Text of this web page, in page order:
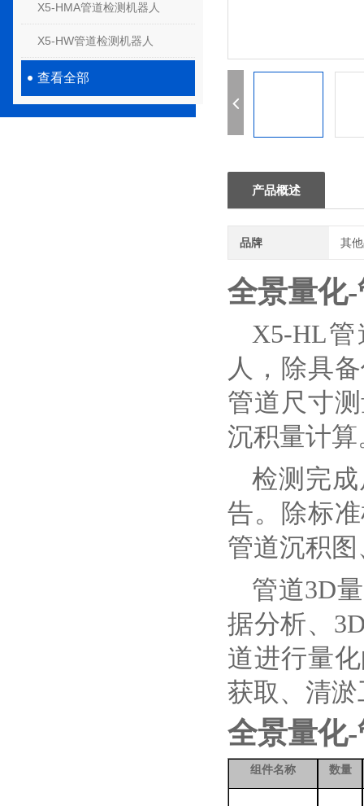
X5-HMA管道检测机器人
X5-HW管道检测机器人
查看全部
产品概述
品牌 其
全景量化
X5-HL
人，除具
管道尺寸
沉积量计算
检测完
告。除标
管道沉积
管道3D
据分析、
道进行量
获取、清
全景量化
组件名称 数量